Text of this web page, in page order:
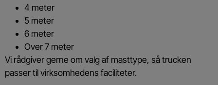
4 meter
5 meter
6 meter
Over 7 meter
Vi rådgiver gerne om valg af masttype, så trucken
passer til virksomhedens faciliteter.